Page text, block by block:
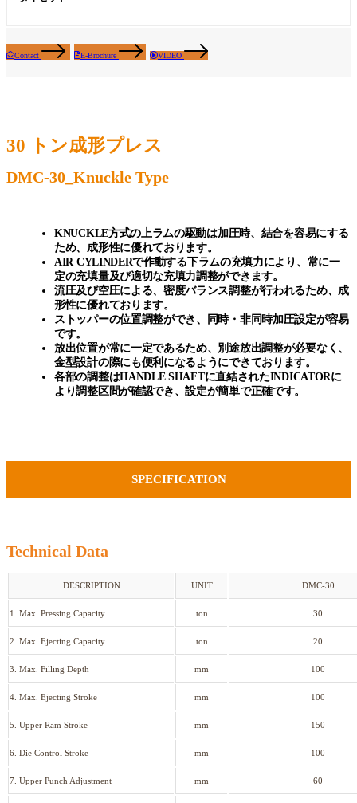
Contact E-Brochure VIDEO
30 トン成形プレス
DMC-30_Knuckle Type
KNUCKLE方式の上ラムの駆動は加圧時、結合を容易にする
ため、成形性に優れております。
AIR CYLINDERで作動する下ラムの充填力により、常に一
定の充填量及び適切な充填力調整ができます。
流圧及び空圧による、密度バランス調整が行われるため、成
形性に優れております。
ストッパーの位置調整ができ、同時・非同時加圧設定が容易
です。
放出位置が常に一定であるため、別途放出調整が必要なく、
金型設計の際にも便利になるようにできております。
各部の調整はHANDLE SHAFTに直結されたINDICATORに
より調整区間が確認でき、設定が簡単で正確です。
SPECIFICATION
Technical Data
DESCRIPTION UNIT DMC-30
1. Max. Pressing Capacity ton 30
2. Max. Ejecting Capacity ton 20
3. Max. Filling Depth mm 100
4. Max. Ejecting Stroke mm 100
5. Upper Ram Stroke mm 150
6. Die Control Stroke mm 100
7. Upper Punch Adjustment mm 60